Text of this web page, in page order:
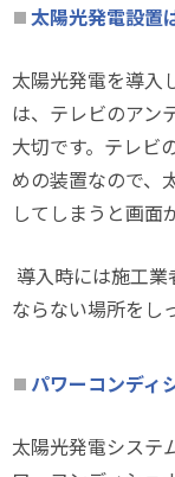
太陽光発電設置
太陽光発電を導入
は、テレビのアン
大切です。テレビ
めの装置なので、
してしまうと画面
導入時には施工
ならない場所をし
パワーコンディ
太陽光発電システ